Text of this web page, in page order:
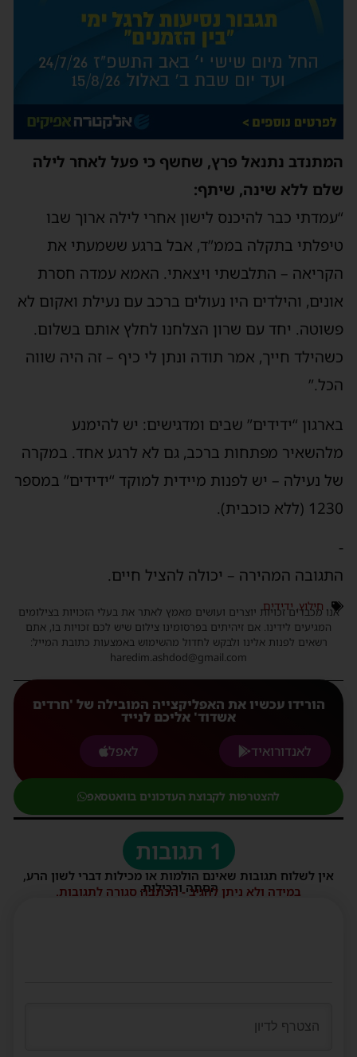
המתנדב נתנאל פרץ, שחשף כי פעל לאחר לילה
שלם ללא שינה, שיתף:
“עמדתי כבר להיכנס לישון אחרי לילה ארוך שבו
טיפלתי בתקלה בממ”ד, אבל ברגע ששמעתי את
הקריאה – התלבשתי ויצאתי. האמא עמדה חסרת
אונים, והילדים היו נעולים ברכב עם נעילת ואקום לא
פשוטה. יחד עם שרון הצלחנו לחלץ אותם בשלום.
כשהילד חייך, אמר תודה ונתן לי כיף – זה היה שווה
הכל.”
בארגון “ידידים” שבים ומדגישים: יש להימנע
מלהשאיר מפתחות ברכב, גם לא לרגע אחד. במקרה
של נעילה – יש לפנות מיידית למוקד “ידידים” במספר
1230 (ללא כוכבית).
-
התגובה המהירה – יכולה להציל חיים.
חילוץ, ידידים
אנו מכבדים זכויות יוצרים ועושים מאמץ לאתר את בעלי הזכויות בצילומים
המגיעים לידינו. אם זיהיתים בפרסומינו צילום שיש לכם זכויות בו, אתם
רשאים לפנות אלינו ולבקש לחדול מהשימוש באמצעות כתובת המייל:
haredim.ashdod@gmail.com
הורידו עכשיו את האפליקצייה המובילה של 'חרדים
אשדוד' אליכם לנייד
לאנדורואיד
לאפל
להצטרפות לקבוצת העדכונים בוואטסאפ
1 תגובות
אין לשלוח תגובות שאינם הולמות או מכילות דברי לשון הרע,
הסתה ורכילות.
במידה ולא ניתן להגיב - הכתבה סגורה לתגובות.